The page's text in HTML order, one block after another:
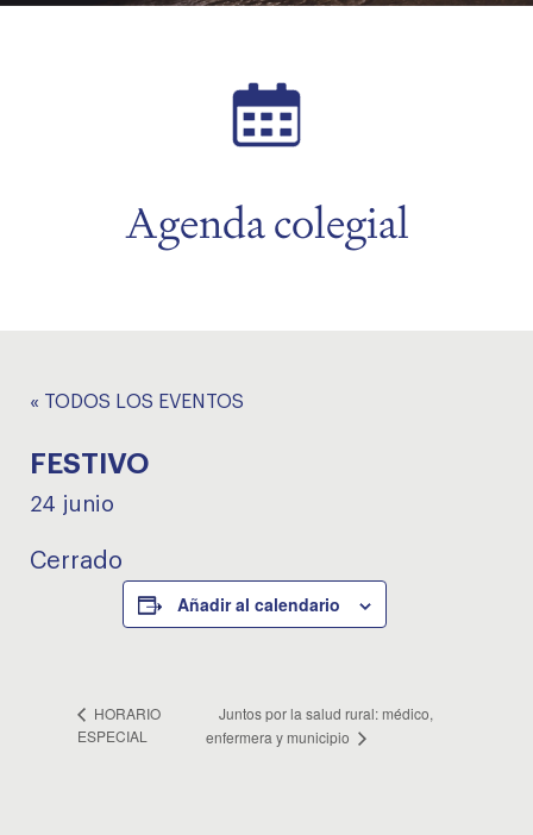
Agenda colegial
« TODOS LOS EVENTOS
FESTIVO
24 junio
Cerrado
Añadir al calendario
HORARIO
ESPECIAL
Juntos por la salud rural: médico,
enfermera y municipio